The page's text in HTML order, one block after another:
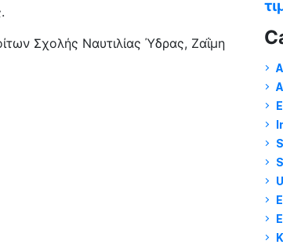
Σχολής Ναυτιλίας Ύδρας, Ζαΐμη